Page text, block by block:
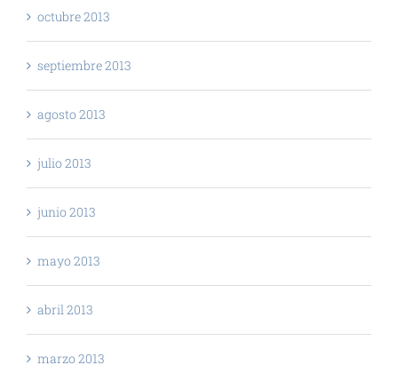
octubre 2013
septiembre 2013
agosto 2013
julio 2013
junio 2013
mayo 2013
abril 2013
marzo 2013